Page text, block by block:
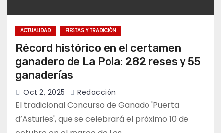
ACTUALIDAD FIESTAS Y TRADICIÓN
Récord histórico en el certamen
ganadero de La Pola: 282 reses y 55
ganaderías
Oct 2, 2025 Redacción
El tradicional Concurso de Ganado 'Puerta
d’Asturies', que se celebrará el próximo 10 de